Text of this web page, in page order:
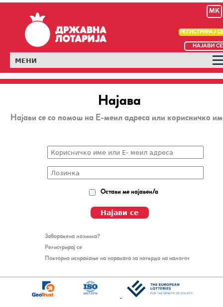
MK
РЕГИСТРИРАЈ
НАЈАВИ СЕ
МЕНИ
Најава
Најави се со помош на Е-меил адреса или корисничко
Остави ме најавен/а
Заборавена лозинка?
Регистрирај се
Повторно испраќање на пораката за потврда на налогот